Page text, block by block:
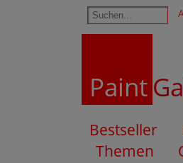
Paint
Bestseller
Themen